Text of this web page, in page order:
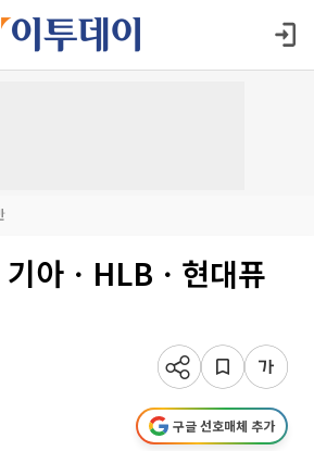
아ㆍHLBㆍ현대퓨
구글 선호매체 추가